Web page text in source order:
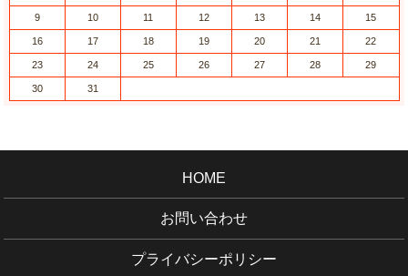
9 10 11 12 13 14 15
16 17 18 19 20 21 22
23 24 25 26 27 28 29
30 31
HOME
お問い合わせ
プライバシーポリシー